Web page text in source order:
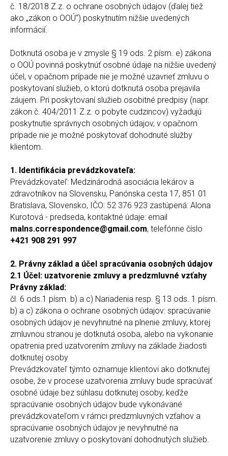
č. 18/2018 Z.z. o ochrane osobných údajov (ďalej tiež
ako „zákon o OOÚ“) poskytnutím nižšie uvedených
informácií.
Dotknutá osoba je v zmysle § 19 ods. 2 písm. e) zákona
o OOÚ povinná poskytnúť osobné údaje na nižšie uvedený
účel, v opačnom prípade nie je možné uzavrieť zmluvu o
poskytovaní služieb, o ktorú dotknutá osoba prejavila
záujem. Pri poskytovaní služieb osobitné predpisy (napr.
zákon č. 404/2011 Z.z. o pobyte cudzincov) vyžadujú
poskytnutie správnych osobných údajov, v opačnom
prípade nie je možné poskytovať dohodnuté služby
klientom.
1. Identifikácia prevádzkovateľa:
Prevádzkovateľ: Medzinárodná asociácia lekárov a
zdravotníkov na Slovensku, Panónska cesta 17, 851 01
Bratislava, Slovensko, IČO: 52 376 923 zastúpená: Alona
Kurotová - predseda, kontaktné údaje: email
malns.correspondence@gmail.com, telefónne číslo
+421 908 291 997
2. Právny základ a účel spracúvania osobných údajov
2.1 Účel: uzatvorenie zmluvy a predzmluvné vzťahy
Právny základ:
čl. 6 ods.1 písm. b) a c) Nariadenia resp. § 13 ods. 1 písm.
b) a c) zákona o ochrane osobných údajov: spracúvanie
osobných údajov je nevyhnutné na plnenie zmluvy, ktorej
zmluvnou stranou je dotknutá osoba, alebo na vykonanie
opatrenia pred uzatvorením zmluvy na základe žiadosti
dotknutej osoby
Prevádzkovateľ týmto oznamuje klientovi ako dotknutej
osobe, že v procese uzatvorenia zmluvy bude spracúvať
osobné údaje bez súhlasu dotknutej osoby, keďže
spracúvanie osobných údajov bude vykonávané
prevádzkovateľom v rámci predzmluvných vzťahov a
spracúvanie osobných údajov je nevyhnutné na
uzatvorenie zmluvy o poskytovaní dohodnutých služieb.